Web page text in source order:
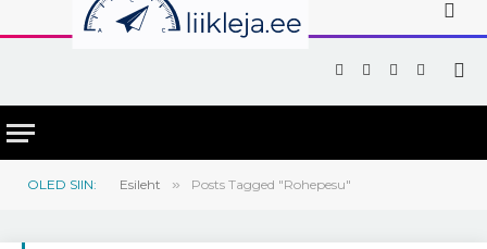
Facebook
X
(Twitter)
Instagram
YouTube
OLED SIIN: Esileht » Posts Tagged "Rohepesu"